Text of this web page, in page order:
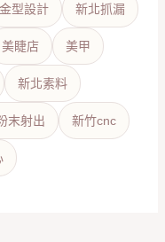
金型設計 新北抓漏
美睫店 美甲
新北素料
末射出 新竹cnc